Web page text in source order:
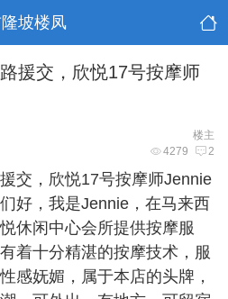
坡楼凤
援交，欣悦17号按摩师
楼主
4279 2
援交，欣悦17号按摩师Jennie
好，我是Jennie，在马来西
休闲中心会所提供按摩服
着十分精湛的按摩技术，服
感妩媚，属于本店的头牌，